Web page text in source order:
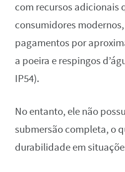
com recursos adicionais
consumidores
pagamentos por
a poeira e respingos
IP54).
No entanto, ele não
submersão completa, o
durabilidade em